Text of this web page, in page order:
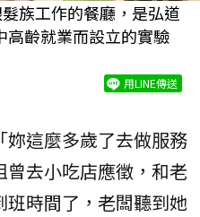
族工作的餐廳，是弘道
齡就業而設立的實驗
用LINE傳送
這麼多歲了去做服務
去小吃店應徵，和老
時間了，老闆聽到她